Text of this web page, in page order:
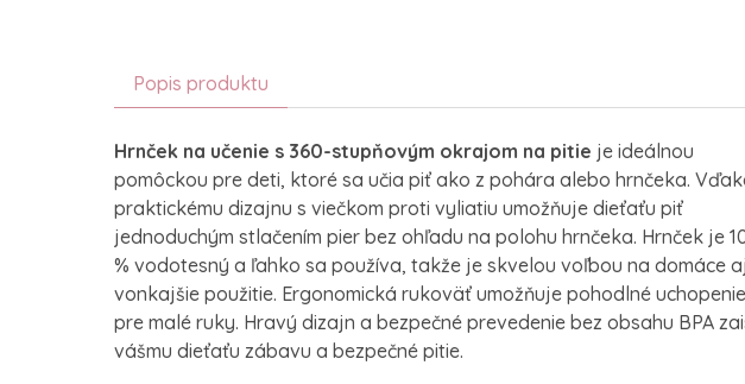
Popis produktu
Hrnček na učenie s 360-stupňovým okrajom na pitie je ideálnou
pomôckou pre deti, ktoré sa učia piť ako z pohára alebo hrnčeka.
praktickému dizajnu s viečkom proti vyliatiu umožňuje dieťaťu piť
jednoduchým stlačením pier bez ohľadu na polohu hrnčeka. Hrnček je
% vodotesný a ľahko sa používa, takže je skvelou voľbou na domáce aj
vonkajšie použitie. Ergonomická rukoväť umožňuje pohodlné uchopenie
pre malé ruky. Hravý dizajn a bezpečné prevedenie bez obsahu BPA
vášmu dieťaťu zábavu a bezpečné pitie.